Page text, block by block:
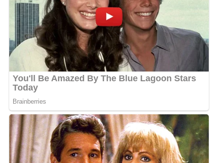
L’annonce de cet EP studio, dont la date de sortie reste
inconnue, a déjà déclenché une forte attente auprès des
fans. Si
Eminabodonne le ton,5ème Dimension
pourrait bien être l’un des projets rap les plus attendus
de l’année au Gabon.
MOTS-CLÉS :